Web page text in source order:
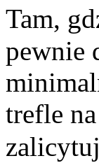
Tam,
pewnie
trefle